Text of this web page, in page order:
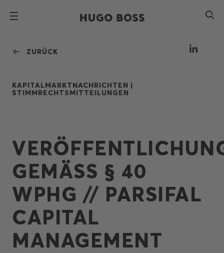
ZURÜCK
KAPITALMARKTNACHRICHTEN |
STIMMRECHTSMITTEILUNGEN
GEMÄSS § 40
WPHG // PARSIFAL
CAPITAL
MANAGEMENT